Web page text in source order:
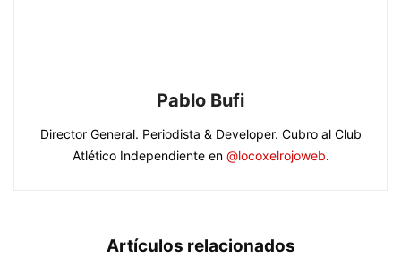
Pablo Bufi
Director General. Periodista & Developer. Cubro al Club
Atlético Independiente en @locoxelrojoweb.
Artículos relacionados